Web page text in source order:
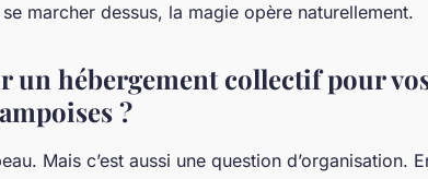
marcher dessus, la magie opère naturellement.
un hébergement collectif pour
?
Mais c’est aussi une question d’organisation.